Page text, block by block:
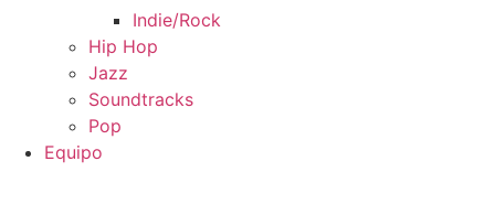
Indie/Rock
Hip Hop
Jazz
Soundtracks
Pop
Equipo